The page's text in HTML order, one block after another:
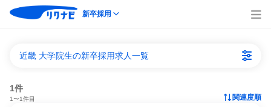
新卒採用
近畿 大学院生の新卒採用求人一覧
1件
1〜1件目 関連度順